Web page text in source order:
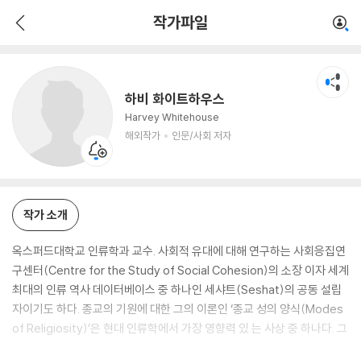
작가파일
하비 화이트하우스
Harvey Whitehouse
해외작가
인문/사회 저자
인문/사회 저자
작가 소개
옥스퍼드대학교 인류학과 교수. 사회적 유대에 대해 연구하는 사회응집연
구센터(Centre for the Study of Social Cohesion)의 소장 이자 세계
최대의 인류 역사 데이터베이스 중 하나인 세샤트(Seshat)의 공동 설립
자이기도 하다. 종교의 기원에 대한 그의 이론인 ‘종교 성의 양식(Modes
of Religiosity)’은 현대 인류학에서 가장 영향력 있 는 사상 중 하나다. 그